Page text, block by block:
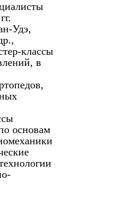
Удэ,
классы
в
основам